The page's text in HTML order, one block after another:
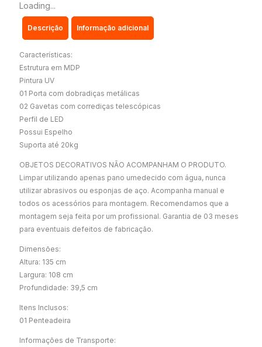
Loading...
Descrição Informação adicional
Características:
Estrutura em MDP
Pintura UV
01 Porta com dobradiças metálicas
02 Gavetas com corrediças telescópicas
Perfil de LED
Possui Espelho
Suporta até 20kg
OBJETOS DECORATIVOS NÃO ACOMPANHAM O PRODUTO.
Limpar utilizando apenas pano umedecido com água, nunca
utilizar abrasivos ou esponjas de aço. Acompanha manual e
todos os acessórios para montagem. Recomendamos que a
montagem seja feita por um profissional. Garantia de 03 meses
para eventuais defeitos de fabricação.
Dimensões:
Altura: 135 cm
Largura: 108 cm
Profundidade: 39,5 cm
Itens Inclusos:
01 Penteadeira
Informações de Transporte: